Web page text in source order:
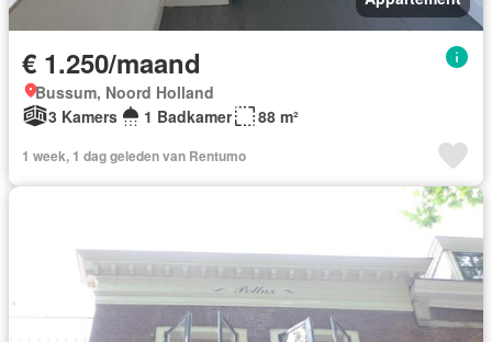
€ 1.250/maand
Bussum, Noord Holland
3 Kamers
1 Badkamer 88 m²
1 week, 1 dag geleden van Rentumo